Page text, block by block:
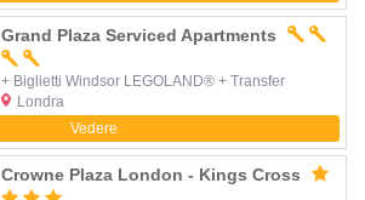
Grand Plaza Serviced Apartments
+ Biglietti Windsor LEGOLAND® + Transfer
Londra
Vedere
Crowne Plaza London - Kings Cross